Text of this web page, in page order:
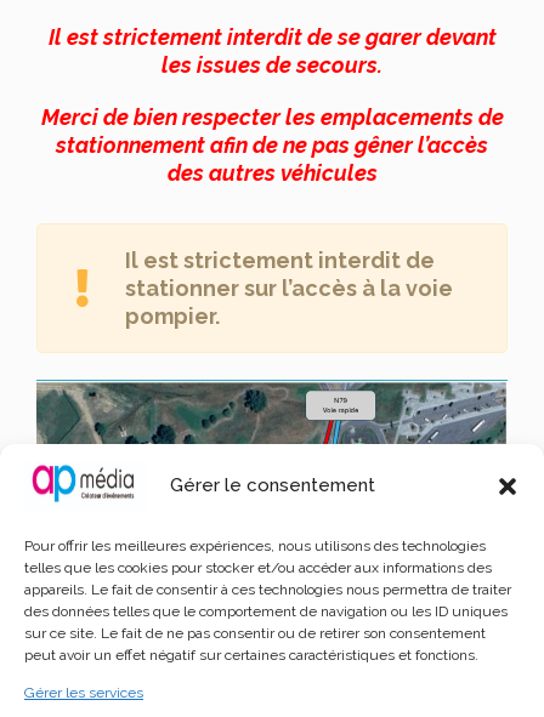
Gérer le consentement
Pour offrir les meilleures expériences, nous utilisons des technologies
telles que les cookies pour stocker et/ou accéder aux informations des
appareils. Le fait de consentir à ces technologies nous permettra de traiter
des données telles que le comportement de navigation ou les ID uniques
sur ce site. Le fait de ne pas consentir ou de retirer son consentement
peut avoir un effet négatif sur certaines caractéristiques et fonctions.
Gérer les services
Il est strictement interdit de se garer devant
les issues de secours.
Merci de bien respecter les emplacements de
stationnement afin de ne pas gêner l’accès
des autres véhicules
Il est strictement interdit de
stationner sur l’accès à la voie
pompier.